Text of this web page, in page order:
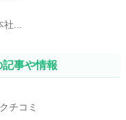
...
事や情報
チコミ